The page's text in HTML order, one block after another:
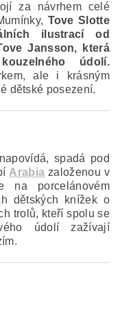
za návrhem celé
Tove Slotte
ilustrací od
Jansson, která
údolí.
ale i krásným
dětské posezení.
spadá pod
Arabia založenou v
na porcelánovém
dětských knížek o
trolů, kteří spolu se
údolí zažívají